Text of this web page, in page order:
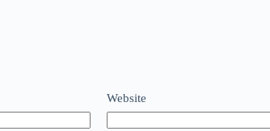
Website